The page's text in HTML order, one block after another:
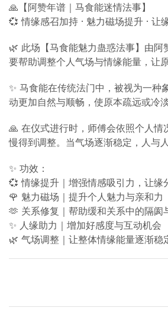
🙏【阿赞年谱｜马食能迷情法事】
💞 情缘感召加持 · 魅力磁场提升 · 让
🌿 此场【马食能魅力蛊惑法事】由
要帮助调整个人气场与情缘能量，让
✨ 马食能在传统法门中，被视为一
动更加自然与顺畅，使原本疏远或冷
🙏 在仪式进行时，师傅会依照个人
慢得到调整。当气场逐渐稳定，人与
✨ 功效：
💞 情缘提升｜增强情感吸引力，让缘
🌹 魅力磁场｜提升个人魅力与亲和力
🫶 关系修复｜帮助缓和关系中的隔阂
✨ 人缘助力｜增加好感度与互动机会
🌿 气场调整｜让整体情缘能量逐渐稳